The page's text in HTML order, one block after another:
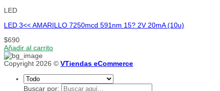
LED
LED 3<< AMARILLO 7250mcd 591nm 15? 2V 20mA (10u)
$690
Añadir al carrito
Copyright 2026 © VTiendas eCommerce
Buscar por: